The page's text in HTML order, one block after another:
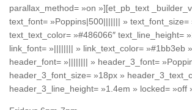
parallax_method= »on »][et_pb_text
text_font= »Poppins|500||||||| » text_font_size=
text_text_color= »#486066″ text_line_height=
link_font= »|||||||| » link_text_color= »#1bb3eb »
header_font= »|||||||| » header_3_font=
header_3_font_size= »18px »
header_3_line_height= »1.4em » locked= »off